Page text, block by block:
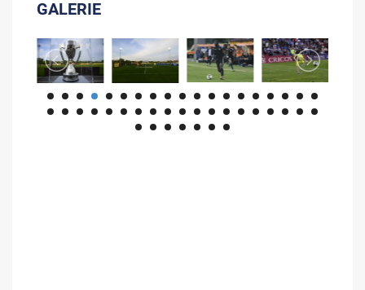
GALERIE